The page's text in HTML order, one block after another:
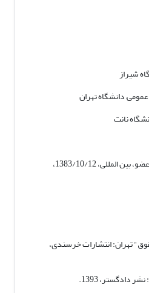
انجمن حقوق اساسی فرانسه، عضو، بین المللی، 1383/10/12،
تهران: انتشارات خرسندی،